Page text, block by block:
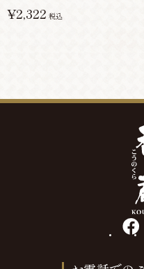
¥2,322 税込
facebook